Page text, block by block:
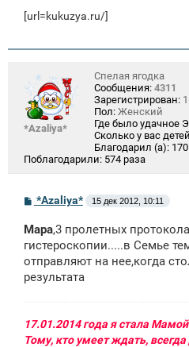
[url=kukuzya.ru/]
*Azaliya*
Спелая ягодка
Сообщения: 4311
Зарегистрирован:
Пол: Женский
Где было удачное
Сколько у вас
Благодарил (а):
Поблагодарили: 574 раза
С
б
щ
н
и
*Azaliya* 15 дек 2012, 10:11
Мара,3 пролетных
гистероскопии.....в Семье
отправляют на нее,когда
результата
17.01.2014 года я стала
Тому, кто умеет ждать,